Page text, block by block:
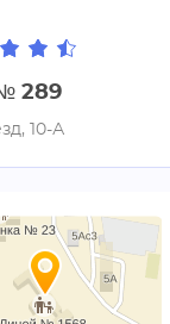
289
10-А